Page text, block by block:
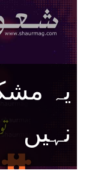
یہ
نہیں